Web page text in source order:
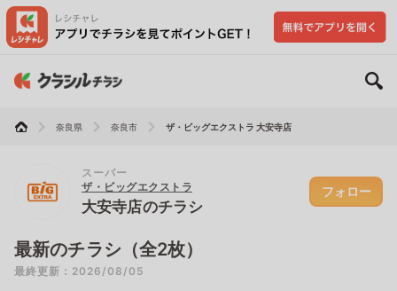
奈良県 奈良市 ザ・ビッグエクストラ 大安寺店
スーパー
ザ・ビッグエクストラ
大安寺店のチラシ
フォロー
最新のチラシ（全2枚）
最終更新：2026/08/05